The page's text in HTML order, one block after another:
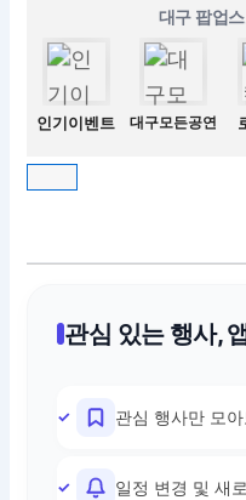
대구 팝업
인기이벤트 대구모든공연
관심 있는 행사,
관심 행사만 모
일정 변경 및 새